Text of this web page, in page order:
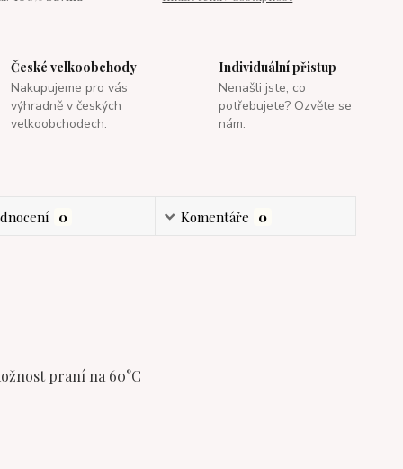
České velkoobchody
Nakupujeme pro vás
výhradně v českých
velkoobchodech.
Individuální přistup
Nenašli jste, co
potřebujete? Ozvěte se
nám.
0 Komentáře 0
praní na 60°C